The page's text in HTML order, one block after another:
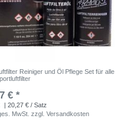
Reiniger und Öl Pflege Set für alle
€ *
| 20,27 € / Satz
MwSt. zzgl.Versandkosten